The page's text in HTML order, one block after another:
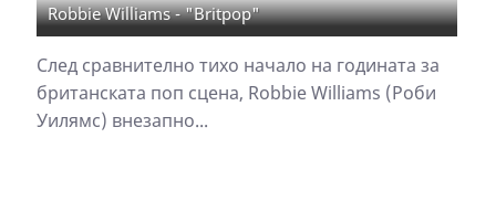
Robbie Williams - "Britpop"
След сравнително тихо начало на годината за
британската поп сцена, Robbie Williams (Роби
Уилямс) внезапно...